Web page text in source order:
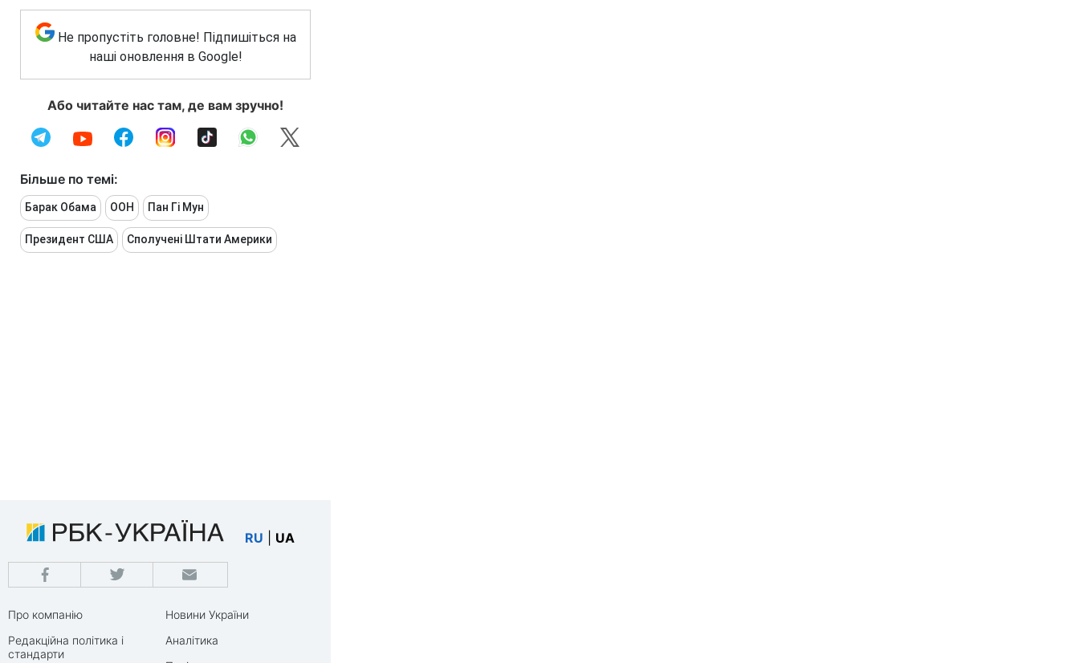
Не пропустіть головне! Підпишіться на
наші оновлення в Google!
Або читайте нас там, де вам зручно!
Більше по темі:
Барак Обама ООН Пан Гі Мун
Президент США Сполучені Штати Америки
RU UA
Про компанію
Редакційна політика і
стандарти
Новини України
Аналітика